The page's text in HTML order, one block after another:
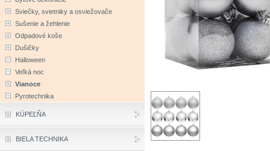
Sviečky, svietniky a osviežovače
Sušenie a žehlenie
Odpadové koše
Dušičky
Halloween
Veľká noc
Vianoce
Pyrotechnika
KÚPEĽŇA
BIELA TECHNIKA